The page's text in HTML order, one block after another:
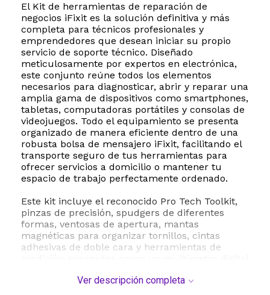
El Kit de herramientas de reparación de
negocios iFixit es la solución definitiva y más
completa para técnicos profesionales y
emprendedores que desean iniciar su propio
servicio de soporte técnico. Diseñado
meticulosamente por expertos en electrónica,
este conjunto reúne todos los elementos
necesarios para diagnosticar, abrir y reparar una
amplia gama de dispositivos como smartphones,
tabletas, computadoras portátiles y consolas de
videojuegos. Todo el equipamiento se presenta
organizado de manera eficiente dentro de una
robusta bolsa de mensajero iFixit, facilitando el
transporte seguro de tus herramientas para
ofrecer servicios a domicilio o mantener tu
espacio de trabajo perfectamente ordenado.
Este kit incluye el reconocido Pro Tech Toolkit,
pinzas de precisión, spudgers de diferentes
formas, ventosas de apertura, mantas
magnéticas para organizar tornillos, cintas
adhesivas de doble cara y herramientas de
seleccionado por su durabilidad y rendimiento
Ver descripción completa